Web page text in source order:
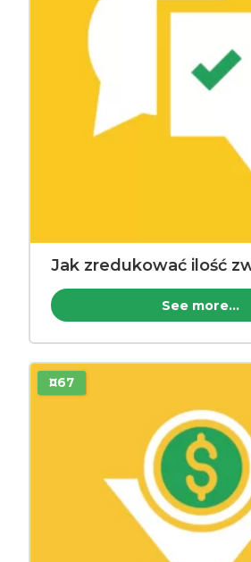
Jak zredukować ilość
See more...
¤67